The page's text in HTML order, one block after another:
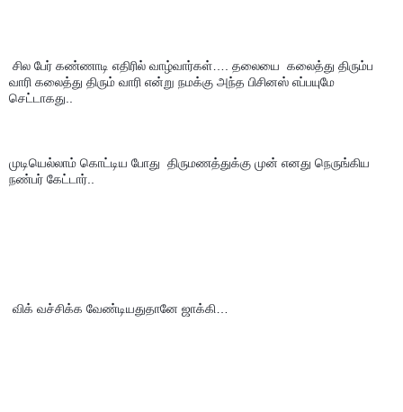
வாரி கலைத்து திரும் வாரி என்று நமக்கு அந்த பிசினஸ் எப்பயுமே
செட்டாகது..
முடியெல்லாம் கொட்டிய போது  திருமணத்துக்கு முன் எனது நெருங்கிய
நண்பர் கேட்டார்..
விக் வச்சிக்க வேண்டியதுதானே ஜாக்கி…